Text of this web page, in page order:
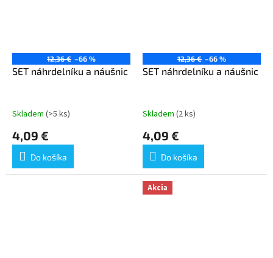
12,36 € –66 %
SET náhrdelníku a náušnic
Skladem (>5 ks)
4,09 €
Do košíka
12,36 € –66 %
SET náhrdelníku a náušnic
Skladem (2 ks)
4,09 €
Do košíka
Akcia